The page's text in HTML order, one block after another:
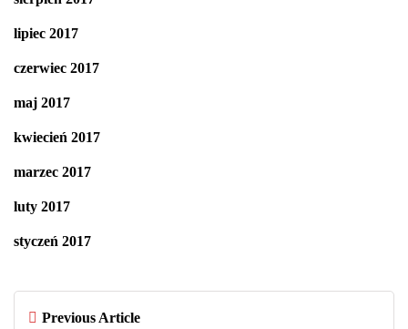
lipiec 2017
czerwiec 2017
maj 2017
kwiecień 2017
marzec 2017
luty 2017
styczeń 2017
Previous Article